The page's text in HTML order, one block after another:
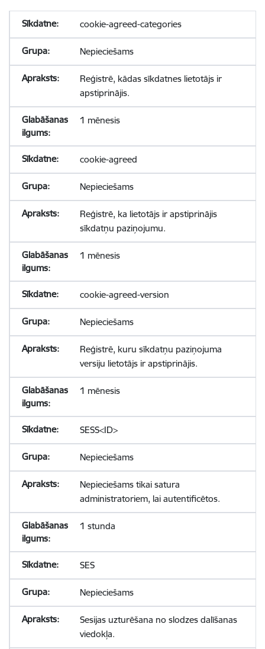
cookie-agreed-categories
Nepieciešams
Reģistrē, kādas sīkdatnes lietotājs ir
apstiprinājis.
1 mēnesis
cookie-agreed
Nepieciešams
Reģistrē, ka lietotājs ir apstiprinājis
sīkdatņu paziņojumu.
1 mēnesis
cookie-agreed-version
Nepieciešams
Reģistrē, kuru sīkdatņu paziņojuma
versiju lietotājs ir apstiprinājis.
1 mēnesis
SESS<ID>
Nepieciešams
Nepieciešams tikai satura
administratoriem, lai autentificētos.
1 stunda
SES
Nepieciešams
Sesijas uzturēšana no slodzes dalīšanas
viedokļa.